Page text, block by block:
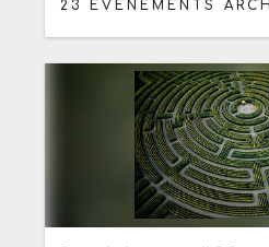
23 ÉVÈNEMENTS